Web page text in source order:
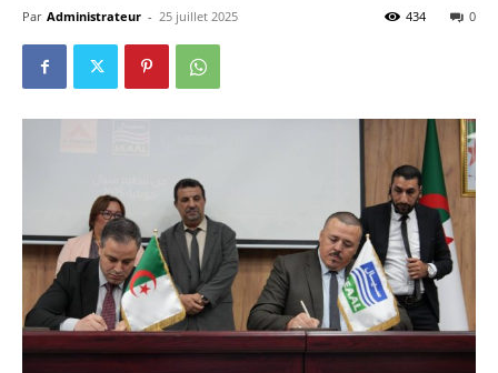
Par Administrateur - 25 juillet 2025 0
434